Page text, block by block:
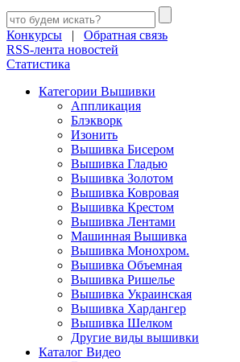
Конкурсы | Обратная связь
RSS-лента новостей
Статистика
Категории Вышивки
Аппликация
Блэкворк
Изонить
Вышивка Бисером
Вышивка Гладью
Вышивка Золотом
Вышивка Ковровая
Вышивка Крестом
Вышивка Лентами
Машинная Вышивка
Вышивка Монохром.
Вышивка Объемная
Вышивка Ришелье
Вышивка Украинская
Вышивка Хардангер
Вышивка Шелком
Другие виды вышивки
Каталог Видео